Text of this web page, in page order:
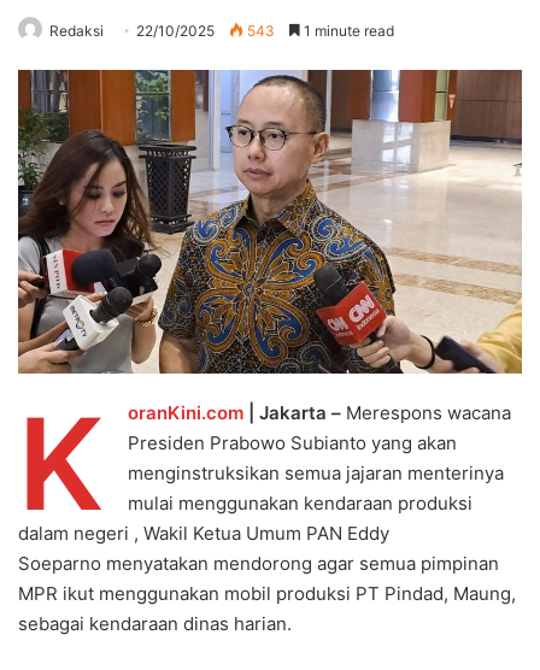
Redaksi 22/10/2025 543 1 minute read
K oranKini.com | Jakarta – Merespons wacana
Presiden Prabowo Subianto yang akan
menginstruksikan semua jajaran menterinya
mulai menggunakan kendaraan produksi
dalam negeri , Wakil Ketua Umum PAN Eddy
Soeparno menyatakan mendorong agar semua pimpinan
MPR ikut menggunakan mobil produksi PT Pindad, Maung,
sebagai kendaraan dinas harian.